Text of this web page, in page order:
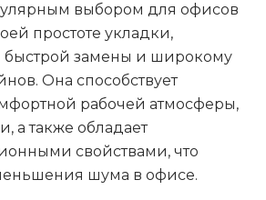
выбором для офисов
простоте укладки,
быстрой замены и широкому
Она способствует
рабочей атмосферы,
а также обладает
свойствами, что
шума в офисе.